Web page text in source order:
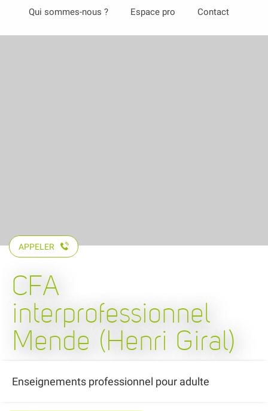
Qui sommes-nous ? Espace pro Contact
APPELER
CFA
interprofessionnel
Mende (Henri Giral)
Enseignements professionnel pour adulte